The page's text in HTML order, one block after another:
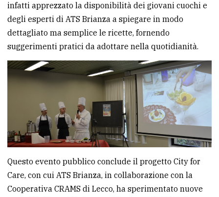
infatti apprezzato la disponibilità dei giovani cuochi e
degli esperti di ATS Brianza a spiegare in modo
dettagliato ma semplice le ricette, fornendo
suggerimenti pratici da adottare nella quotidianità.
Questo evento pubblico conclude il progetto City for
Care, con cui ATS Brianza, in collaborazione con la
Cooperativa CRAMS di Lecco, ha sperimentato nuove